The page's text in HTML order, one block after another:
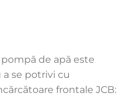
pompă de apă este
se potrivi cu
frontale JCB: